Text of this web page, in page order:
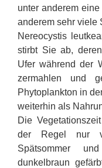
unter anderem
anderem sehr viele
Nereocystis
stirbt Sie ab,
Ufer während der
zermahlen und
Phytoplankton in
weiterhin als
Die
der Regel nur
Spätsommer
dunkelbraun